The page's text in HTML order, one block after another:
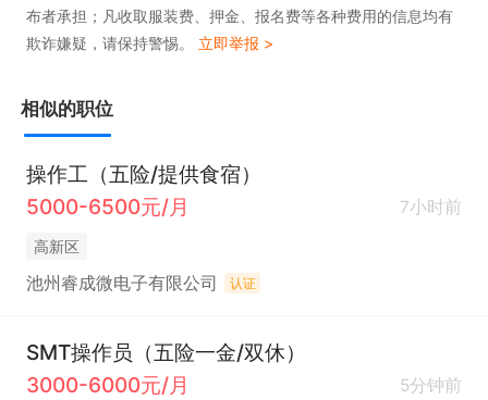
布者承担；凡收取服装费、押金、报名费等各种费用的信息均有
欺诈嫌疑，请保持警惕。 立即举报 >
相似的职位
操作工（五险/提供食宿）
5000-6500元/月
7小时前
高新区
池州睿成微电子有限公司 认证
SMT操作员（五险一金/双休）
3000-6000元/月
5分钟前